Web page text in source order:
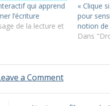
qui apprend
l’écriture
de la lecture et
« Clique
pour
notion de
Dans
a Commenton
–